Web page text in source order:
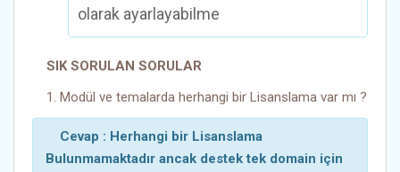
olarak ayarlayabilme
SIK SORULAN SORULAR
1. Modül ve temalarda herhangi bir Lisanslama var mı ?
Cevap : Herhangi bir Lisanslama
Bulunmamaktadır ancak destek tek domain için